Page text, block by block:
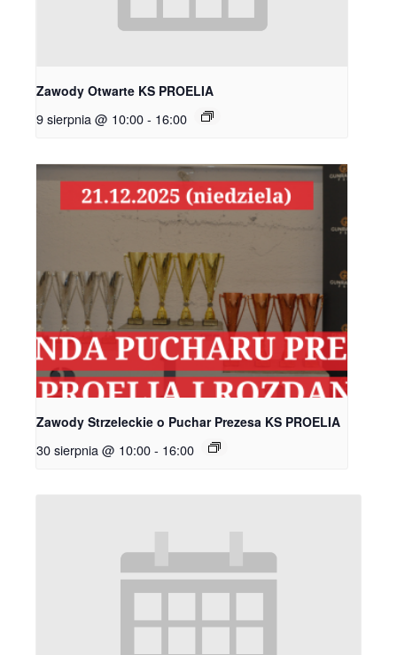
Zawody Otwarte KS PROELIA
9 sierpnia @ 10:00- 16:00
Zawody Strzeleckie o Puchar Prezesa KS PROELIA
30 sierpnia @ 10:00- 16:00